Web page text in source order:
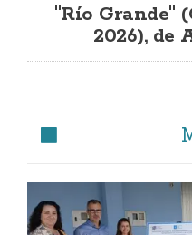
"Río Grande"
2026), de